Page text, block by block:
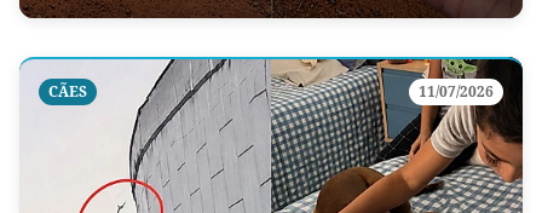
CÃES 11/07/2026